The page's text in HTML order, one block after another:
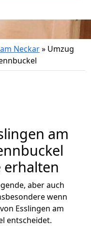
Neckar» Umzug
am
erhalten
aber auch
wenn
Esslingen am
entscheidet.